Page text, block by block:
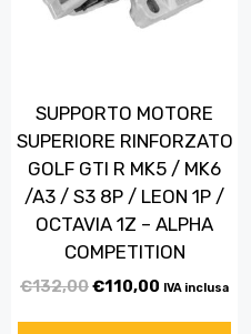
SUPPORTO MOTORE
SUPERIORE RINFORZATO
GOLF GTI R MK5 / MK6
/A3 / S3 8P / LEON 1P /
OCTAVIA 1Z – ALPHA
COMPETITION
€132,00€110,00 IVA inclusa